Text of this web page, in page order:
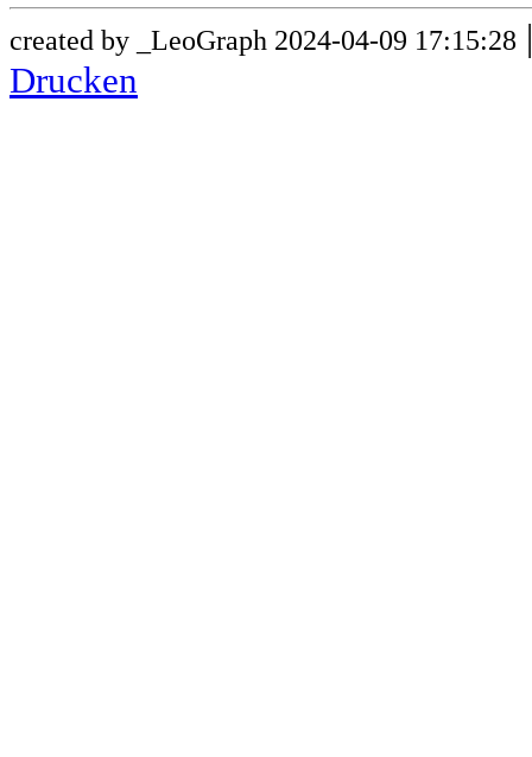
created by _LeoGraph 2024-04-09 17:15:28
Drucken